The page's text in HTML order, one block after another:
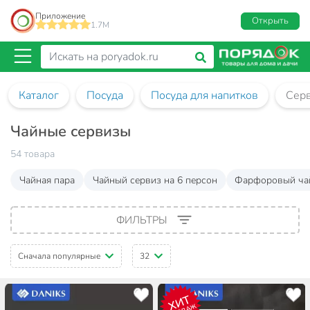
Приложение
1.7M
Открыть
Каталог Посуда Посуда для напитков
Чайные сервизы
54 товара
Чайная пара
Чайный сервиз на 6 персон Фарфоровый
ФИЛЬТРЫ
Сначала популярные 32
ХИТ